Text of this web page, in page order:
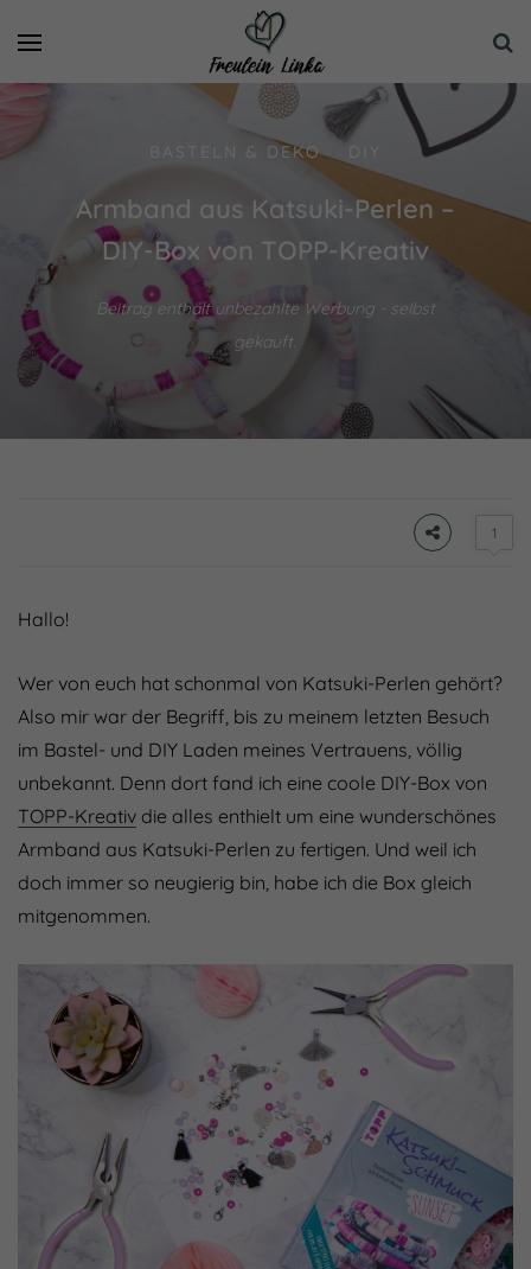
BASTELN & DEKO
Armband aus Katsuki-Perlen –
DIY-Box von TOPP-Kreativ
Beitrag enthält unbezahlte Werbung - selbst
gekauft.
1
Hallo!
Wer von euch hat schonmal von Katsuki-Perlen gehört?
Also mir war der Begriff, bis zu meinem letzten Besuch
im Bastel- und DIY Laden meines Vertrauens, völlig
unbekannt. Denn dort fand ich eine coole DIY-Box von
TOPP-Kreativ die alles enthielt um eine wunderschönes
Armband aus Katsuki-Perlen zu fertigen. Und weil ich
doch immer so neugierig bin, habe ich die Box gleich
mitgenommen.